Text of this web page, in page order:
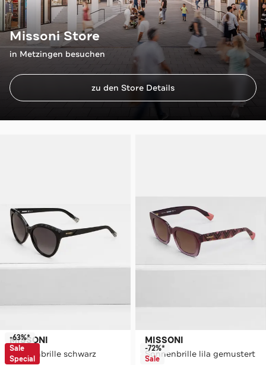
MISSONI
Sonnenbrille schwarz
-63%*
Sale
Special
MISSONI
Sonnenbrille lila gemustert
-72%*
Sale
Missoni Store
in Metzingen besuchen
zu den Store Details